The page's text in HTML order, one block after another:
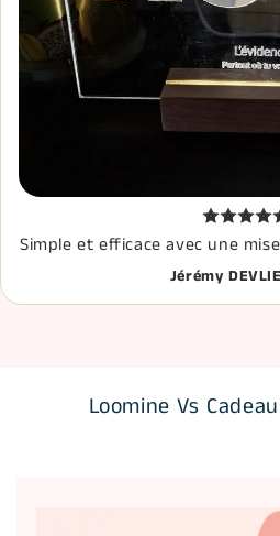
Simple et efficace avec une
Jérémy
Loomine Vs